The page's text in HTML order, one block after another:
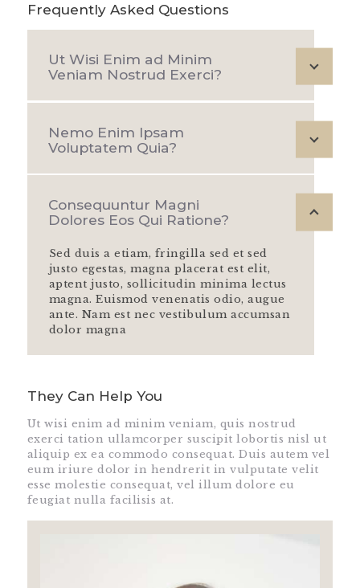
Frequently Asked Questions
Ut Wisi Enim ad Minim
Veniam Nostrud Exerci?
Nemo Enim Ipsam
Voluptatem Quia?
Consequuntur Magni
Dolores Eos Qui Ratione?
Sed duis a etiam, fringilla sed et sed
justo egestas, magna placerat est elit,
aptent justo, sollicitudin minima lectus
magna. Euismod venenatis odio, augue
ante. Nam est nec vestibulum accumsan
dolor magna
They Can Help You
Ut wisi enim ad minim veniam, quis nostrud
exerci tation ullamcorper suscipit lobortis nisl ut
aliquip ex ea commodo consequat. Duis autem vel
eum iriure dolor in hendrerit in vulputate velit
esse molestie consequat, vel illum dolore eu
feugiat nulla facilisis at.